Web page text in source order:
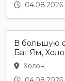
04.08.2026
В большую
Бат Ям,
Холон